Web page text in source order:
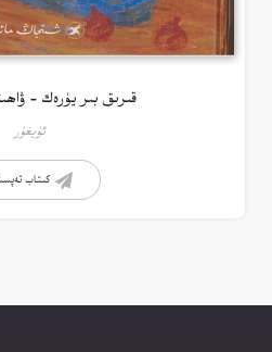
قىرىق بىر يۈرەك –
ئۇيغۇر
كىتاب